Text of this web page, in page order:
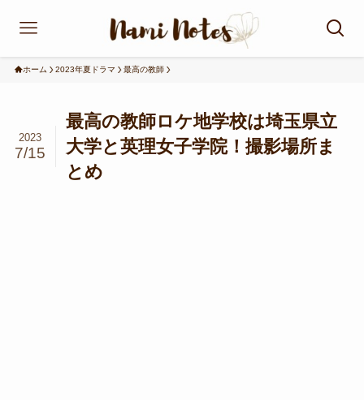
ホーム 2023年夏ドラマ 最高の教師
最高の教師ロケ地学校は埼玉県立
大学と英理女子学院！撮影場所ま
とめ
2023
7/15